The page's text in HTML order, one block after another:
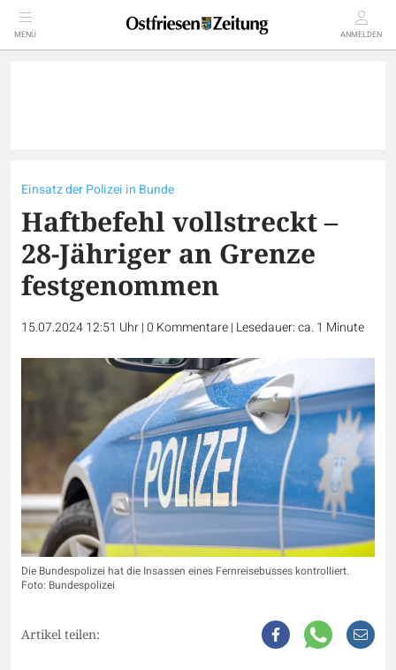
MENÜ ANMELDEN
Einsatz der Polizei in Bunde
Haftbefehl vollstreckt –
28-Jähriger an Grenze
festgenommen
15.07.2024 12:51 Uhr|0 Kommentare| Lesedauer: ca. 1 Minute
Die Bundespolizei hat die Insassen eines Fernreisebusses kontrolliert.
Foto: Bundespolizei
Artikel teilen: